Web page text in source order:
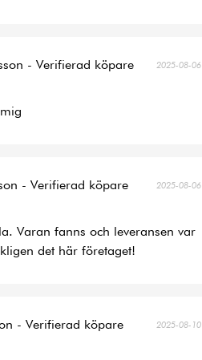
- Verifierad köpare 2025-08-06
- Verifierad köpare 2025-08-06
Varan fanns och leveransen var
det här företaget!
- Verifierad köpare 2025-08-10